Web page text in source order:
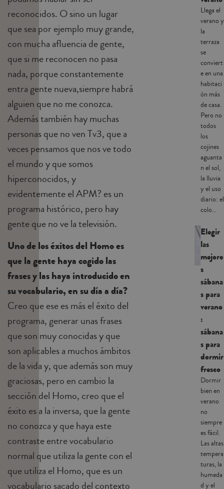
reconocidos. O sino un lugar
que sea por ejemplo muy grande,
con mucha afluencia de gente,
que si me reconocen no pasa
nada, porque constantemente
entra gente nueva,siempre habrá
alguien que no me conozca.
Además también hay muchas
personas que no ven Tv3, que a
veces pensamos que nos ve todo
el mundo y que somos
hiperconocidos, y
evidentemente el APM? es un
programa histórico, pero hay
gente que no ve la televisión.
Uno de los éxitos del Homo es
que la gente haya cogido las
frases y las haya introducido en
su vocabulario, en su día a día?
Creo que ese es más el éxito del
programa, generar unas frases
que son muy conocidas y que
son aplicables a muchos ámbitos
de la vida y, que además son muy
graciosas, pero en cambio la
sección del Homo, creo que el
éxito es a la inversa, que la gente
no conozca y que haya este
contraste entre vocabulario
normal que utiliza la gente con el
que utiliza el Homo, que es un
vocabulario sacado del contexto
Llega el
verano y
la
terraza
se
conviert
e en una
habitaci
ón más
de casa.
Pero no
todos
los
cojines
aguanta
n el sol,
la lluvia
y el uso
diario: el
colo...
Elegir
las
mejore
s
sábana
s para
verano
:
sábana
s para
dormir
fresco
Dormir
bien en
verano
no
siempre
es fácil.
Las altas
tempera
turas, la
humeda
d y el